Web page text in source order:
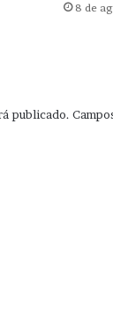
8 de
publicado.